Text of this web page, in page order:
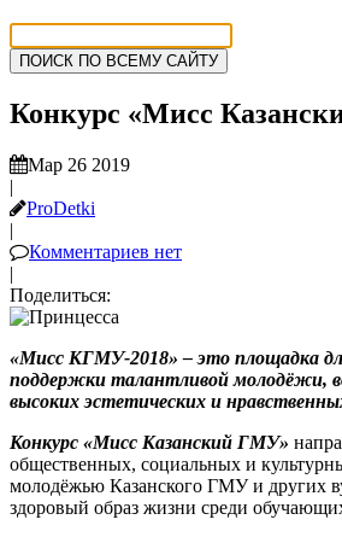
Конкурс «Мисс
Мар 26 2019
|
ProDetki
|
Комментариев нет
|
Поделиться:
«Мисс КГМУ-2018» – это площадка
поддержки талантливой молодёжи,
высоких эстетических и
Конкурс «Мисс Казанский ГМУ»
общественных, социальных и
молодёжью Казанского ГМУ и других
здоровый образ жизни среди